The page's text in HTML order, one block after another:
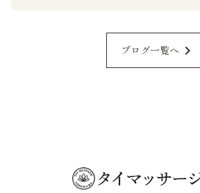
ブログ一覧へ chevron_right